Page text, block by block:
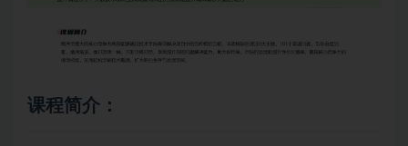
课程简介：